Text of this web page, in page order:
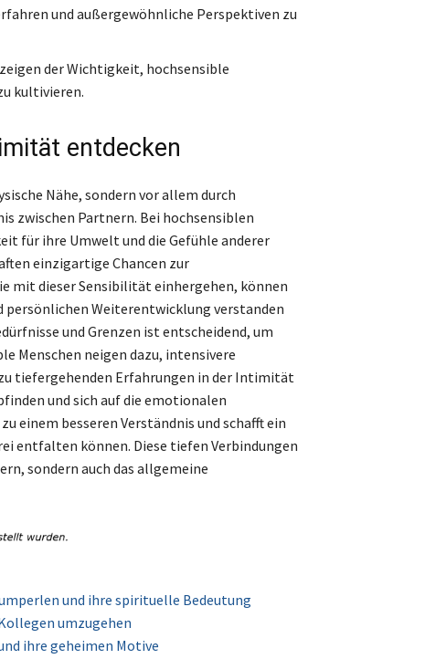
und außergewöhnliche Perspektiven zu
der Wichtigkeit, hochsensible
kultivieren.
entdecken
Nähe, sondern vor allem durch
zwischen Partnern. Bei hochsensiblen
für ihre Umwelt und die Gefühle anderer
einzigartige Chancen zur
mit dieser Sensibilität einhergehen, können
persönlichen Weiterentwicklung verstanden
und Grenzen ist entscheidend, um
Menschen neigen dazu, intensivere
tiefergehenden Erfahrungen in der Intimität
und sich auf die emotionalen
einem besseren Verständnis und schafft ein
entfalten können. Diese tiefen Verbindungen
sondern auch das allgemeine
und ihre spirituelle Bedeutung
umzugehen
ihre geheimen Motive